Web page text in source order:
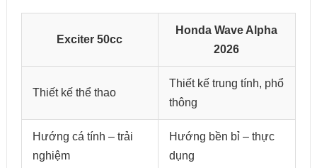
Exciter 50cc
Honda Wave Alpha
2026
Thiết kế thể thao
Thiết kế trung tính, phổ
thông
Hướng cá tính – trải
nghiệm
Hướng bền bỉ – thực
dụng